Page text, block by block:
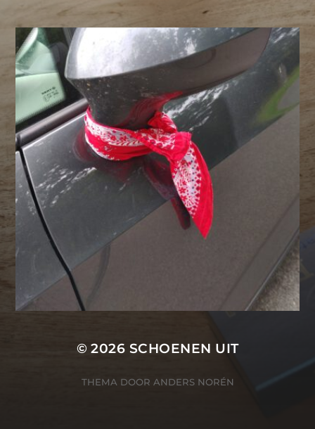
© 2026 SCHOENEN UIT
THEMA DOOR ANDERS NORÉN